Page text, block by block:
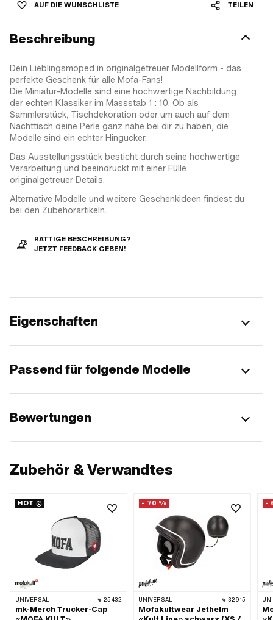
AUF DIE WUNSCHLISTE TEILEN
Beschreibung
Dein Lieblingsmoped in originalgetreuer Modellform - das
perfekte Geschenk für alle Mofa-Fans!
Die Miniatur-Modelle sind eine hochwertige Nachbildung
der echten Klassiker im Massstab 1 : 10. Ob als
Sammlerstück, Tischdekoration oder um auch auf dem
Nachttisch deine Perle ganz nahe bei dir zu haben, die
Modelle sind ein echter Hingucker.
Das Ausstellungsstück besticht durch seine hochwertige
Verarbeitung und beeindruckt mit einer Fülle
originalgetreuer Details.
Alternative Modelle und weitere Geschenkideen findest du
bei den Zubehörartikeln.
RATTIGE BESCHREIBUNG?
JETZT FEEDBACK GEBEN!
Eigenschaften
Passend für folgende Modelle
Bewertungen
Zubehör & Verwandtes
HOT
UNIVERSAL 25432
mk-Merch Trucker-Cap
- 70 %
UNIVERSAL 32915
Mofakultwear Jethelm
-